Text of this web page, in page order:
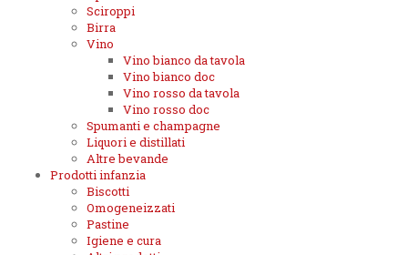
Sciroppi
Birra
Vino
Vino bianco da tavola
Vino bianco doc
Vino rosso da tavola
Vino rosso doc
Spumanti e champagne
Liquori e distillati
Altre bevande
Prodotti infanzia
Biscotti
Omogeneizzati
Pastine
Igiene e cura